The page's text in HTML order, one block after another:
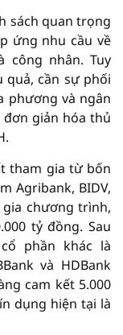
sách quan trọng
ứng nhu cầu về
công nhân. Tuy
quả, cần sự phối
phương và ngân
giản hóa thủ
tham gia từ bốn
Agribank, BIDV,
gia chương trình,
tỷ đồng. Sau
phần khác là
và HDBank
cam kết 5.000
dụng hiện tại là